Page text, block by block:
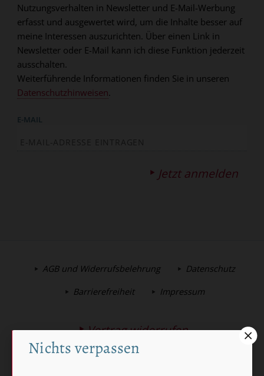
Nutzungsverhalten in Newsletter und E-Mail-Werbung
erfasst und ausgewertet wird, um die Inhalte besser auf
meine Interessen auszurichten. Über einen Link in
Newsletter oder E-Mail kann ich diese Funktion jederzeit
ausschalten.
Weiterführende Informationen finden Sie in unseren
Datenschutzhinweisen.
E-MAIL
Jetzt anmelden
AGB und Widerrufsbelehrung Datenschutz
Barrierefreiheit Impressum
Vertrag widerrufen
Abo online kündigen
Nichts verpassen